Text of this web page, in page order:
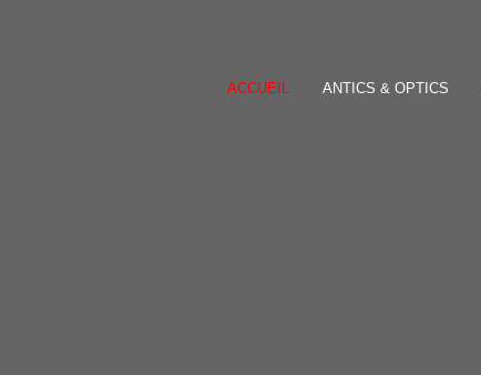
ACCUEIL ANTICS & OPTICS